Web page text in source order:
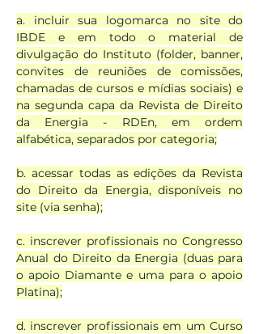
a. incluir sua logomarca no site do
IBDE e em todo o material de
divulgação do Instituto (folder, banner,
convites de reuniões de comissões,
chamadas de cursos e mídias sociais) e
na segunda capa da Revista de Direito
da Energia - RDEn, em ordem
alfabética, separados por categoria;
b. acessar todas as edições da Revista
do Direito da Energia, disponíveis no
site (via senha);
c. inscrever profissionais no Congresso
Anual do Direito da Energia (duas para
o apoio Diamante e uma para o apoio
Platina);
d. inscrever profissionais em um Curso